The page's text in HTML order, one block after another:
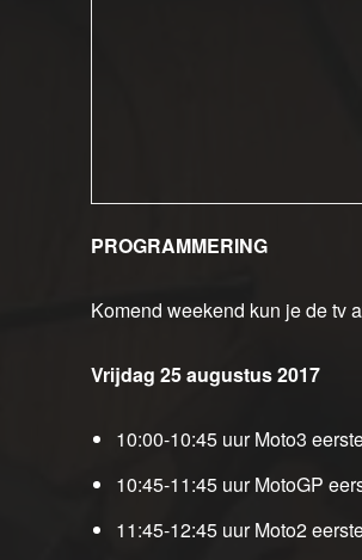
PROGRAMMERING
Komend weekend kun je de tv
Vrijdag 25 augustus 2017
10:00-10:45 uur Moto3
10:45-11:45 uur MotoGP
11:45-12:45 uur Moto2